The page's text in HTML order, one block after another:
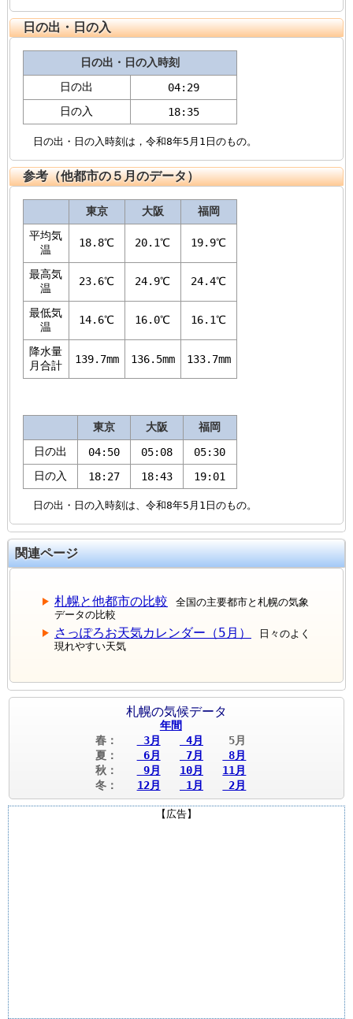
日の出・日の入
日の出・日の入時刻
日の出
04:29
日の入
18:35
日の出・日の入時刻は，令和8年5月1日のもの。
参考（他都市の５月のデータ）
東京 大阪
福岡
平均気
温
18.8℃ 20.1℃ 19.9℃
最高気
温
23.6℃ 24.9℃ 24.4℃
最低気
温
14.6℃ 16.0℃ 16.1℃
降水量
月合計
139.7mm 136.5mm 133.7mm
東京 大阪
福岡
日の出
04:50 05:08
05:30
日の入
18:27 18:43 19:01
日の出・日の入時刻は、令和8年5月1日のもの。
関連ページ
札幌と他都市の比較 全国の主要都市と札幌の気象
データの比較
さっぽろお天気カレンダー（5月）
日々のよく
現れやすい天気
札幌の気候データ
年間
春：
3月 4月
5月
夏：
6月 7月
8月
秋：
9月 10月
11月
冬：
12月 1月 2月
【広告】